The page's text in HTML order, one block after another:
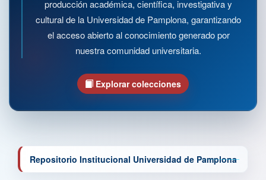
producción académica, científica, investigativa y
cultural de la Universidad de Pamplona, garantizando
el acceso abierto al conocimiento generado por
nuestra comunidad universitaria.
Explorar colecciones
Repositorio Institucional Universidad de Pamplona